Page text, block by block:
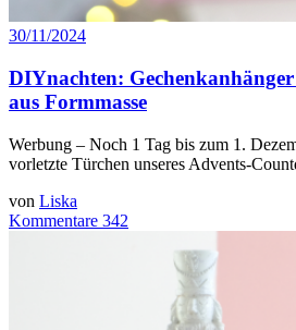
30/11/2024
DIYnachten:
aus Formmasse
Werbung – Noch 1 Tag bis zum 1.
vorletzte Türchen unseres Advents-
von Liska
Kommentare 342